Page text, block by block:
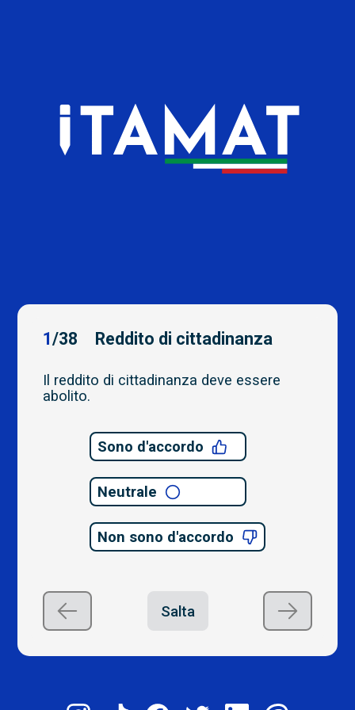
1/38 Reddito di cittadinanza
Il reddito di cittadinanza deve essere
abolito.
Sono d'accordo
Neutrale
Non sono d'accordo
Salta